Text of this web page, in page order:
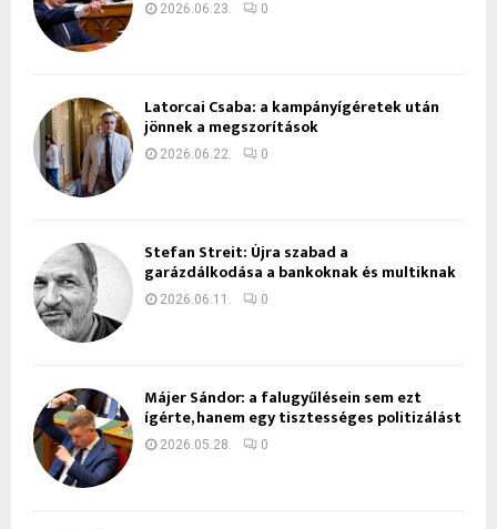
2026.06.23. 0
Latorcai Csaba: a kampányígéretek után
jönnek a megszorítások
2026.06.22. 0
Stefan Streit: Újra szabad a
garázdálkodása a bankoknak és multiknak
2026.06.11. 0
Májer Sándor: a falugyűlésein sem ezt
ígérte, hanem egy tisztességes politizálást
2026.05.28. 0